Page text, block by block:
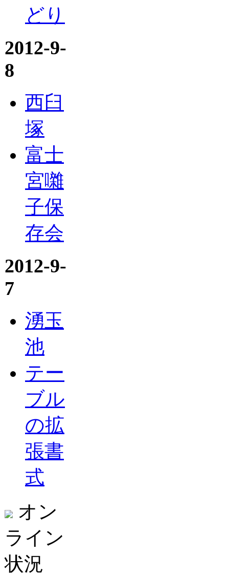
どり
2012-9-
8
西臼
塚
富士
宮囃
子保
存会
2012-9-
7
湧玉
池
テー
ブル
の拡
張書
式
オン
ライン
状況